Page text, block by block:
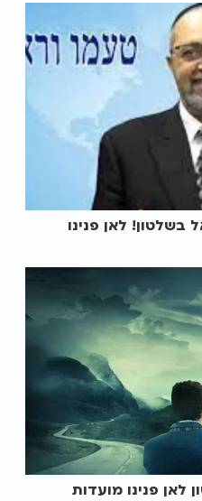
לאן פנינו
פנינו מועדות